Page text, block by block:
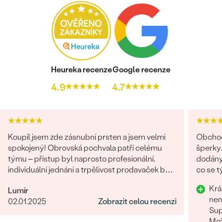
Heureka recenze
4.9
Google recenze
4.7
Koupil jsem zde zásnubní prsten a jsem velmi
spokojený! Obrovská pochvala patří celému
týmu – přístup byl naprosto profesionální,
individuální jednání a trpělivost prodavaček byly
komunikaci, kdy jsme vše vyřešili rychle a k mé
plné spokojenosti. Prsten je nádherný a celý
Lumír
02.01.2025
Zobrazit celou recenzi
co se týče vstřícného